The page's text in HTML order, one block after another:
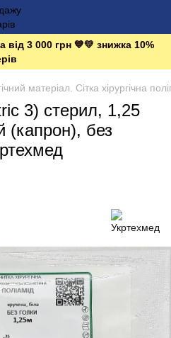
3 000 грн 💙💛 знижка 10%
матеріал. Сітка хірургічна
3) стерил, 1,25
(капрон), без